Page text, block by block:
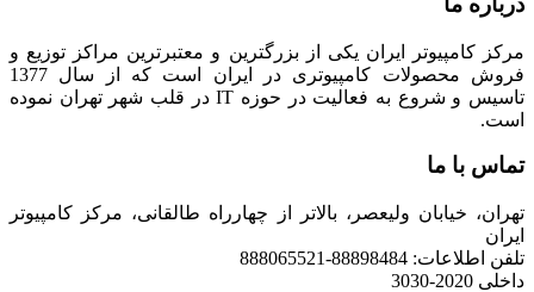
مرکز کامپیوتر ایران یکی از بزرگترین و معتبرترین مراکز توزیع و
فروش محصولات کامپیوتری در ایران است که از سال 1377
تاسیس و شروع به فعالیت در حوزه IT در قلب شهر تهران نموده
است.
تماس با ما
تهران، خیابان ولیعصر، بالاتر از چهارراه طالقانی، مرکز کامپیوتر
ایران
تلفن اطلاعات: 88898484-888065521
داخلی 2020-3030